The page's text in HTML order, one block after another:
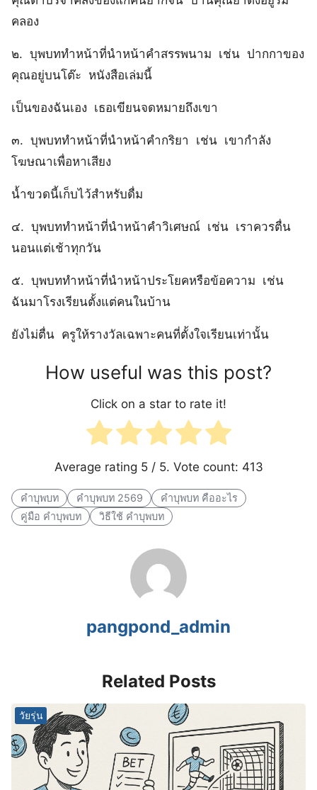
คลอง
๒. บุพบททำหน้าที่นำหน้าคำสรรพนาม เช่น ปากกาของ
คุณอยู่บนโต๊ะ หนังสือเล่มนี้
เป็นของฉันเอง เธอเขียนจดหมายถึงเขา
๓. บุพบททำหน้าที่นำหน้าคำกริยา เช่น เขากำลัง
โฆษณาเพื่อหาเสียง
น้ำขวดนี้เก็บไว้สำหรับดื่ม
๔. บุพบททำหน้าที่นำหน้าคำวิเศษณ์ เช่น เราควรตื่น
นอนแต่เช้าทุกวัน
๕. บุพบททำหน้าที่นำหน้าประโยคหรือข้อความ เช่น
ฉันมาโรงเรียนตั้งแต่คนในบ้าน
ยังไม่ตื่น ครูให้รางวัลเฉพาะคนที่ตั้งใจเรียนเท่านั้น
How useful was this post?
Click on a star to rate it!
Average rating 5/ 5. Vote count: 413
คำบุพบท คำบุพบท 2569
คำบุพบท คืออะไร
คู่มือ คำบุพบท
วิธีใช้ คำบุพบท
pangpond_admin
Related Posts
วัยรุ่น